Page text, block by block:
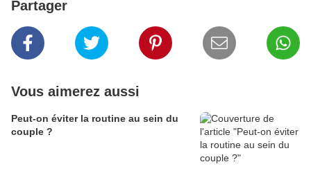
Partager
Vous aimerez aussi
Peut-on éviter la routine au sein du
couple ?